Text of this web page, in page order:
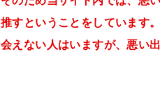
推すということをしています
会えない人はいますが、悪い